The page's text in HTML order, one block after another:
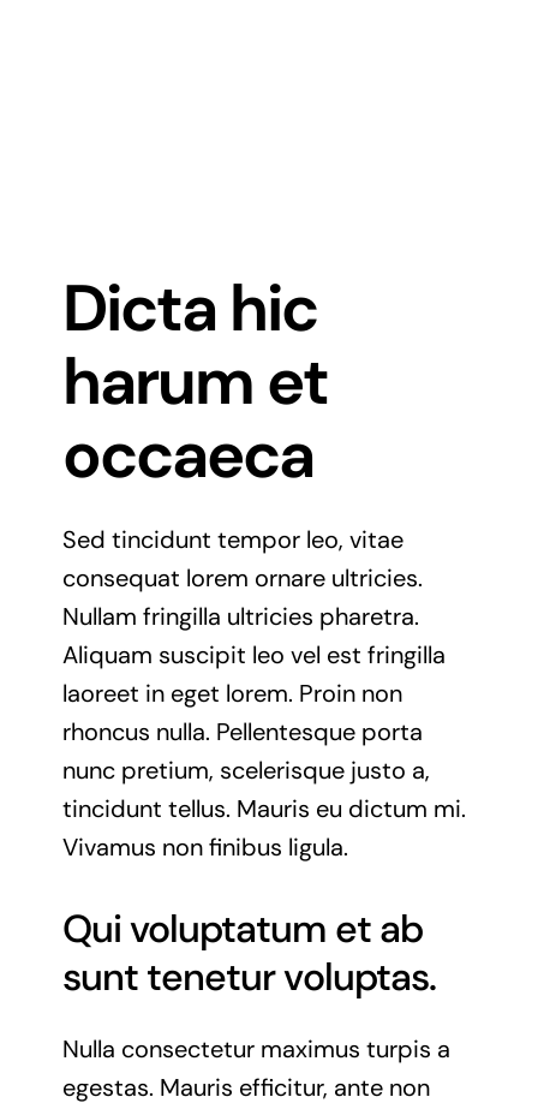
Dicta hic
harum et
occaeca
Sed tincidunt tempor leo, vitae
consequat lorem ornare ultricies.
Nullam fringilla ultricies pharetra.
Aliquam suscipit leo vel est fringilla
laoreet in eget lorem. Proin non
rhoncus nulla. Pellentesque porta
nunc pretium, scelerisque justo a,
tincidunt tellus. Mauris eu dictum mi.
Vivamus non finibus ligula.
Qui voluptatum et ab
sunt tenetur voluptas.
Nulla consectetur maximus turpis a
egestas. Mauris efficitur, ante non